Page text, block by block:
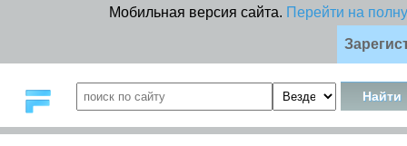
Мобильная версия сайта. Перейти на